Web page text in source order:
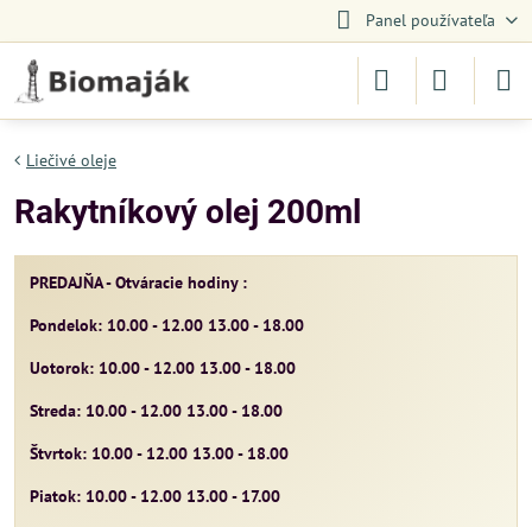
Panel používateľa
Liečivé oleje
Rakytníkový olej 200ml
PREDAJŇA - Otváracie hodiny :
Pondelok: 10.00 - 12.00 13.00 - 18.00
Uotorok: 10.00 - 12.00 13.00 - 18.00
Streda: 10.00 - 12.00 13.00 - 18.00
Štvrtok: 10.00 - 12.00 13.00 - 18.00
Piatok: 10.00 - 12.00 13.00 - 17.00